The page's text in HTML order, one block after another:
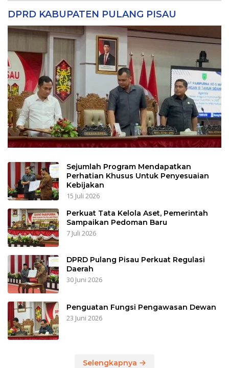
DPRD KABUPATEN PULANG PISAU
Sejumlah Program Mendapatkan
Perhatian Khusus Untuk Penyesuaian
Kebijakan
15 Juli 2026
Perkuat Tata Kelola Aset, Pemerintah
Sampaikan Pedoman Baru
7 Juli 2026
DPRD Pulang Pisau Perkuat Regulasi
Daerah
30 Juni 2026
Penguatan Fungsi Pengawasan Dewan
23 Juni 2026
Selengkapnya